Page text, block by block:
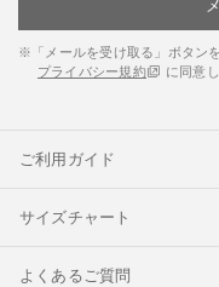
※「メールを受け取る」ボタン
プライバシー規約
に同意
ご利用ガイド
サイズチャート
よくあるご質問